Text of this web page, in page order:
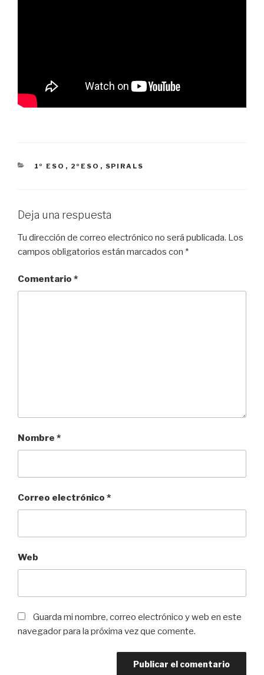
CATEGORÍAS
1º ESO , 2ºESO , SPIRALS
Deja una respuesta
Tu dirección de correo electrónico no será publicada. Los
campos obligatorios están marcados con *
Comentario *
Nombre *
Correo electrónico *
Web
Guarda mi nombre, correo electrónico y web en este
navegador para la próxima vez que comente.